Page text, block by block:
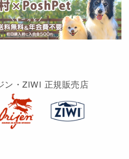
ン・ZIWI 正規販売店